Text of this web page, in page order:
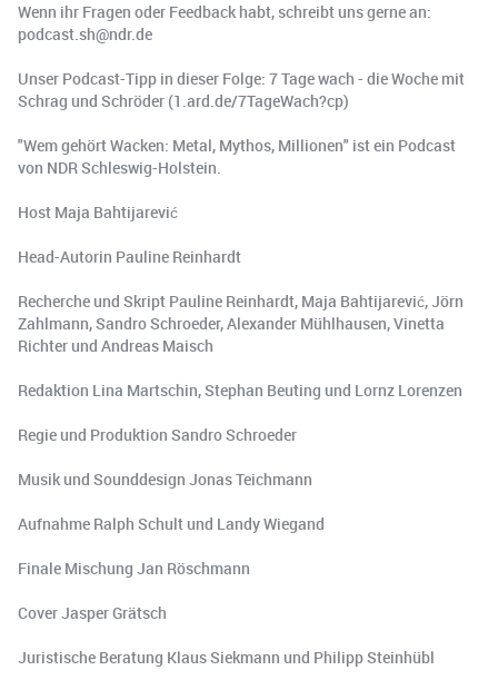
Wenn ihr Fragen oder Feedback habt, schreibt uns gerne an:
podcast.sh@ndr.de
Unser Podcast-Tipp in dieser Folge: 7 Tage wach - die Woche mit
Schrag und Schröder (1.ard.de/7TageWach?cp)
"Wem gehört Wacken: Metal, Mythos, Millionen" ist ein Podcast
von NDR Schleswig-Holstein.
Host Maja Bahtijarević
Head-Autorin Pauline Reinhardt
Recherche und Skript Pauline Reinhardt, Maja Bahtijarević, Jörn
Zahlmann, Sandro Schroeder, Alexander Mühlhausen, Vinetta
Richter und Andreas Maisch
Redaktion Lina Martschin, Stephan Beuting und Lornz Lorenzen
Regie und Produktion Sandro Schroeder
Musik und Sounddesign Jonas Teichmann
Aufnahme Ralph Schult und Landy Wiegand
Finale Mischung Jan Röschmann
Cover Jasper Grätsch
Juristische Beratung Klaus Siekmann und Philipp Steinhübl